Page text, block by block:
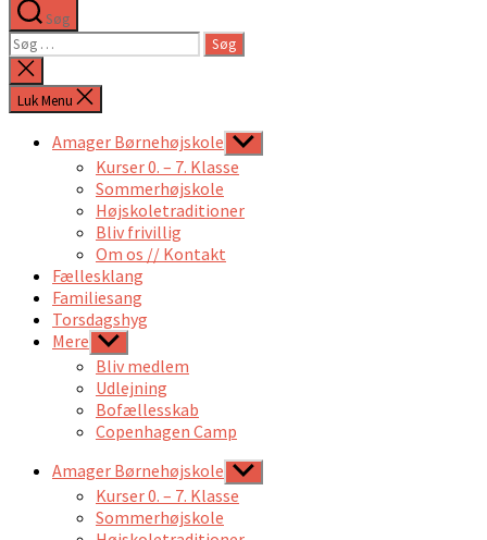
Søg
Søg
efter:
Luk
søgning
Luk Menu
Amager Børnehøjskole Vis
undermenu
Kurser 0. – 7. Klasse
Sommerhøjskole
Højskoletraditioner
Bliv frivillig
Om os // Kontakt
Fællesklang
Familiesang
Torsdagshyg
Mere Vis
undermenu
Bliv medlem
Udlejning
Bofællesskab
Copenhagen Camp
Amager Børnehøjskole Vis
undermenu
Kurser 0. – 7. Klasse
Sommerhøjskole